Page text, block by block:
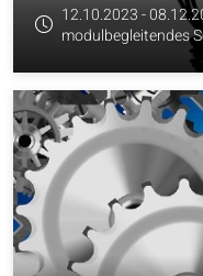
12.10.2023 -
modulbegleitendes
montags und
Uhr (5 U.-Std.),
12.10.2023, 14:00
08.12.2023, 09:00